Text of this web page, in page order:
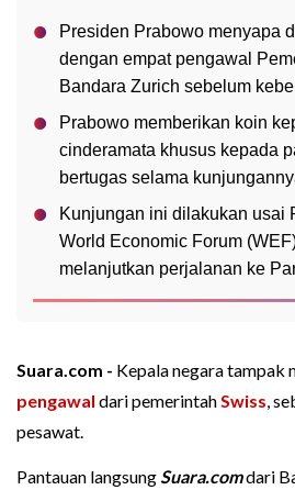
Presiden Prabowo menyapa
dengan empat pengawal
Bandara Zurich sebelum
Prabowo memberikan koin
cinderamata khusus kepada
bertugas selama
Kunjungan ini dilakukan usai
World Economic Forum
melanjutkan perjalanan ke
Suara.com - Kepala negara tampak
pengawal dari pemerintahSwiss,
pesawat.
Pantauan langsungSuara.comdari